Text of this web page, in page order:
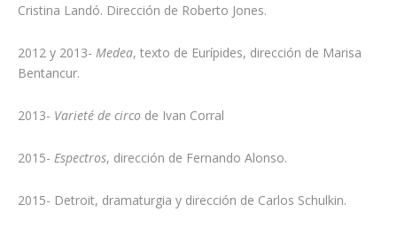
Cristina Landó. Dirección de Roberto Jones.
2012 y 2013- Medea, texto de Eurípides, dirección de Marisa
Bentancur.
2013- Varieté de circo de Ivan Corral
2015- Espectros, dirección de Fernando Alonso.
2015- Detroit, dramaturgia y dirección de Carlos Schulkin.